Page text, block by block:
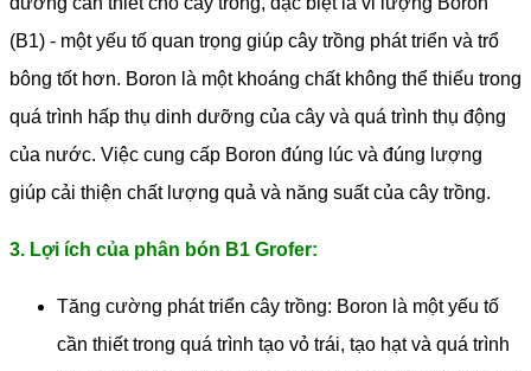
(B1) - một yếu tố quan trọng giúp cây trồng phát triển và trổ
bông tốt hơn. Boron là một khoáng chất không thể thiếu trong
quá trình hấp thụ dinh dưỡng của cây và quá trình thụ động
của nước. Việc cung cấp Boron đúng lúc và đúng lượng
giúp cải thiện chất lượng quả và năng suất của cây trồng.
3. Lợi ích của phân bón B1 Grofer:
Tăng cường phát triển cây trồng: Boron là một yếu tố
cần thiết trong quá trình tạo vỏ trái, tạo hạt và quá trình